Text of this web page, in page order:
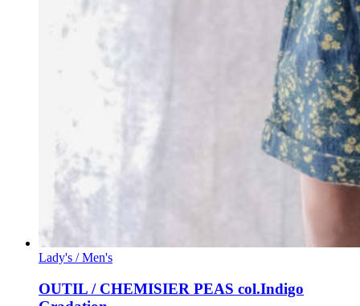
Lady's / Men's
OUTIL / CHEMISIER PEAS col.Indigo